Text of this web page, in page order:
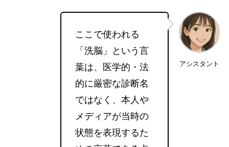
アシスタント
ここで使われる
「洗脳」という言
葉は、医学的・法
的に厳密な診断名
ではなく、本人や
メディアが当時の
状態を表現するた